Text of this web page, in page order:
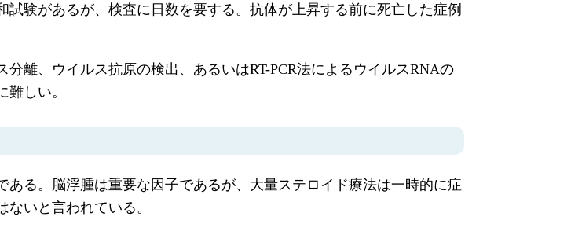
験があるが、検査に日数を要する。抗体が上昇する前に死亡した症例
離、ウイルス抗原の検出、あるいはRT-PCR法によるウイルスRNAの
しい。
る。脳浮腫は重要な因子であるが、大量ステロイド療法は一時的に症
いと言われている。